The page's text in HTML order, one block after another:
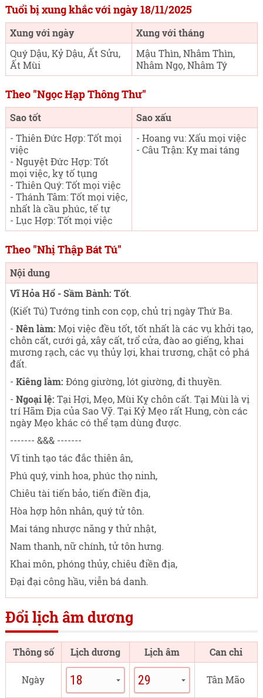
Tuổi bị xung khắc với ngày 18/11/2025
Xung với ngày
Xung với tháng
Quý Dậu, Kỷ Dậu, Ất Sửu,
Ất Mùi
Mậu Thìn, Nhâm Thìn,
Nhâm Ngọ, Nhâm Tý
Theo "Ngọc Hạp Thông Thư"
Sao tốt
Sao xấu
- Thiên Đức Hợp: Tốt mọi
việc
- Nguyệt Đức Hợp: Tốt
mọi việc, kỵ tố tụng
- Thiên Quý: Tốt mọi việc
- Thánh Tâm: Tốt mọi việc,
nhất là cầu phúc, tế tự
- Lục Hợp: Tốt mọi việc
- Hoang vu: Xấu mọi việc
- Câu Trận: Kỵ mai táng
Theo "Nhị Thập Bát Tú"
Nội dung
Vĩ Hỏa Hổ - Sầm Bành: Tốt.
(Kiết Tú) Tướng tinh con cọp, chủ trị ngày Thứ Ba.
- Nên làm: Mọi việc đều tốt, tốt nhất là các vụ khởi tạo,
chôn cất, cưới gả, xây cất, trổ cửa, đào ao giếng, khai
mương rạch, các vụ thủy lợi, khai trương, chặt cỏ phá
đất.
- Kiêng làm: Đóng giường, lót giường, đi thuyền.
- Ngoại lệ: Tại Hợi, Mẹo, Mùi Kỵ chôn cất. Tại Mùi là vị
trí Hãm Địa của Sao Vỹ. Tại Kỷ Mẹo rất Hung, còn các
ngày Mẹo khác có thể tạm dùng được.
------- &&& -------
Vĩ tinh tạo tác đắc thiên ân,
Phú quý, vinh hoa, phúc thọ ninh,
Chiêu tài tiến bảo, tiến điền địa,
Hòa hợp hôn nhân, quý tử tôn.
Mai táng nhược năng y thử nhật,
Nam thanh, nữ chính, tử tôn hưng.
Khai môn, phóng thủy, chiêu điền địa,
Đại đại công hầu, viễn bá danh.
Đổi lịch âm dương
Thông số Lịch dương Lịch âm Can chi
Ngày Tân Mão